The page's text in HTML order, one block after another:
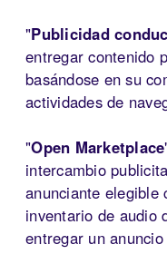
"Publicidad
entregar contenido
basándose en su
actividades de
"Open Marketplace
intercambio
anunciante elegible
inventario de audio
entregar un